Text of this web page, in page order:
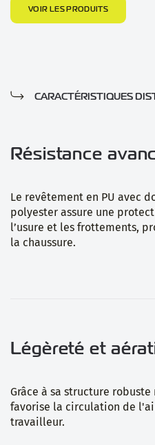
VOIR LES PRODUITS
CARACTÉRISTIQUES
Résistance
Le revêtement en PU avec
polyester assure une
l’usure et les frottements,
la chaussure.
Légèreté et
Grâce à sa structure
favorise la circulation de
travailleur.